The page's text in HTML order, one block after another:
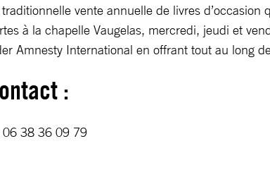
traditionnelle vente annuelle de livres
à la chapelle Vaugelas, mercredi, jeudi et
Amnesty International en offrant tout au long
:
06 38 36 09 79